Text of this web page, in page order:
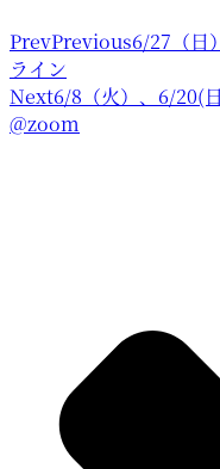
PrevPrevious6/27（日
ライン
Next6/8（火）、6/20(
@zoom